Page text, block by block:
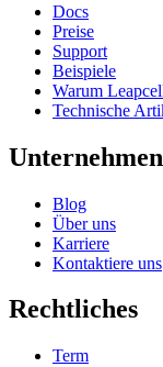
Docs
Preise
Support
Beispiele
Warum
Technische
Unternehmen
Blog
Über uns
Karriere
Kontaktiere uns
Rechtliches
Term